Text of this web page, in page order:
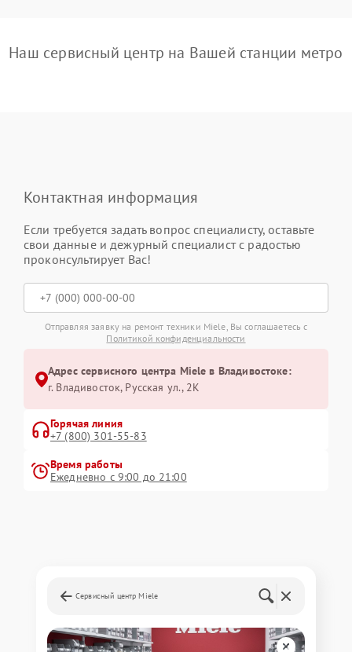
Наш сервисный центр на Вашей станции метро
Контактная информация
Если требуется задать вопрос специалисту, оставьте
свои данные и дежурный специалист с радостью
проконсультирует Вас!
Отправляя заявку на ремонт техники Miele, Вы соглашаетесь с
Политикой конфиденциальности
Адрес сервисного центра Miele в Владивостоке:
г. Владивосток, Русская ул., 2К
Горячая линия
+7 (800) 301-55-83
Время работы
Ежедневно с 9:00 до 21:00
Сервисный центр Miele